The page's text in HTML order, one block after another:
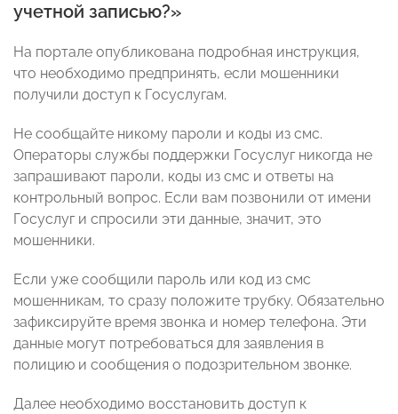
учетной записью?»
На портале опубликована подробная инструкция,
что необходимо предпринять, если мошенники
получили доступ к Госуслугам.
Не сообщайте никому пароли и коды из смс.
Операторы службы поддержки Госуслуг никогда не
запрашивают пароли, коды из смс и ответы на
контрольный вопрос. Если вам позвонили от имени
Госуслуг и спросили эти данные, значит, это
мошенники.
Если уже сообщили пароль или код из смс
мошенникам, то сразу положите трубку. Обязательно
зафиксируйте время звонка и номер телефона. Эти
данные могут потребоваться для заявления в
полицию и сообщения о подозрительном звонке.
Далее необходимо восстановить доступ к